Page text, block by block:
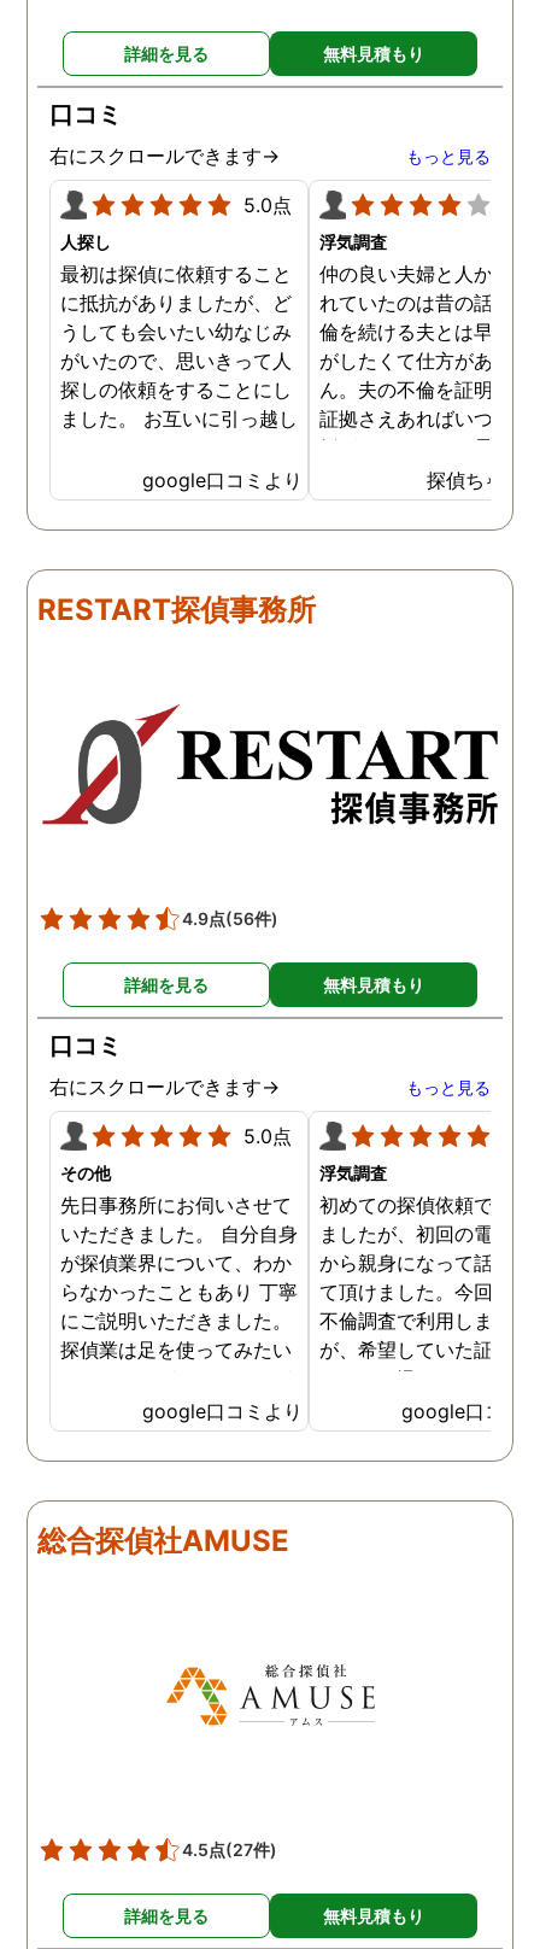
詳細を見る 無料見積もり
口コミ
右にスクロールできます→ もっと見る
5.0点
人探し
最初は探偵に依頼すること
に抵抗がありましたが、ど
うしても会いたい幼なじみ
がいたので、思いきって人
探しの依頼をすることにし
ました。 お互いに引っ越し
いる情報も少なかったの
で、難しいかなと思ってい
たのですが、見事に探して
ました。うれしくてお互い
に涙の再会でした。 対応し
玉総合情報事務所さんに依
頼させていただき本当に良
かったです。
google口コミより
浮気調査
仲の良い夫婦と人から言
れていたのは昔の話で、
倫を続ける夫とは早く離
がしたくて仕方がありま
ん。夫の不倫を証明でき
証拠さえあればいつでも
婚ができるのにと愚痴を
ぼしていると、姉が探偵
不倫の証拠集めを依頼し
くれました。探偵事務所
にも関わらず、相談員の
明な点が全くないほどし
かりと説明をしてくれま
た。調査では夫が不倫相
の自宅に頻繁に訪れる様
務所に関しても調べてく
ていて、周りの人たちの
かげで夫と離婚ができそ
探偵ちゃん
RESTART探偵事務所
4.9点(56件)
詳細を見る 無料見積もり
口コミ
右にスクロールできます→ もっと見る
5.0点
その他
先日事務所にお伺いさせて
いただきました。 自分自身
が探偵業界について、わか
らなかったこともあり 丁寧
にご説明いただきました。
探偵業は足を使ってみたい
SNSなどの知識も豊富で、
色んな視点から対応されて
います。 他の口コミにもあ
金が安く明確で親身になっ
て対応いただける探偵さん
google口コミより
浮気調査
初めての探偵依頼で緊張
ましたが、初回の電話相
から親身になって話を聞
て頂けました。今回、夫
不倫調査で利用しました
が、希望していた証拠を
っかりと撮ってもらうこ
が出来ました。調査中も
動きがある度に細かく報
してくださり、安心しま
読めない中、柔軟に対応
す。
google口コミ
総合探偵社AMUSE
4.5点(27件)
詳細を見る 無料見積もり